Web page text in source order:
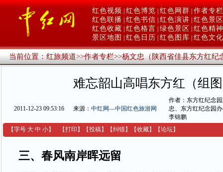
红色视频 红色博览 红色网群 作者专栏
红色联播 红色书信 红色演讲 红色景区
红色收藏 红色格言 绿色景区
红色精神
景区地图
红色日历 红色图库 红色文化
当前位置：红旅频道>>作者专栏>>杨文忠（陕西省佳县东方红纪
难忘韶山高唱东方红（组
2011-12-23 09:53:16 来源： 中红网—中国红色旅游网
作者：东方红纪念
忠、东方红纪念园
李锦鹏
【字号 大 中 小】 【打印 】 【投稿】 【纠错】 【收藏】 【论坛】
三、春风南岸晖远留